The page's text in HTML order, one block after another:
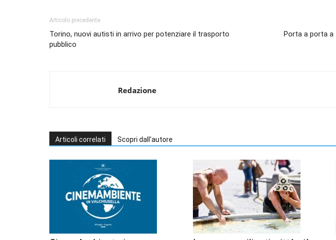
Articolo precedente
Torino, nuovi autisti in arrivo per potenziare il trasporto
pubblico
Porta a porta a
Redazione
Articoli correlati Scopri dall'autore